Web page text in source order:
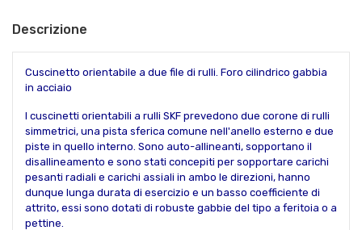
Descrizione
Cuscinetto orientabile a due file di rulli. Foro cilindrico gabbia
in acciaio
I cuscinetti orientabili a rulli SKF prevedono due corone di rulli
simmetrici, una pista sferica comune nell'anello esterno e due
piste in quello interno. Sono auto-allineanti, sopportano il
disallineamento e sono stati concepiti per sopportare carichi
pesanti radiali e carichi assiali in ambo le direzioni, hanno
dunque lunga durata di esercizio e un basso coefficiente di
attrito, essi sono dotati di robuste gabbie del tipo a feritoia o a
pettine.